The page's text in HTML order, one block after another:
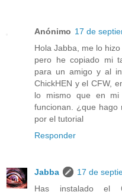
Anónimo 17 de
Hola Jabba, me lo
pero he copiado mi
para un amigo y al
ChickHEN y el CFW,
lo mismo que en
funcionan. ¿que hago
por el tutorial
Responder
Jabba
17 de
Has instalado el